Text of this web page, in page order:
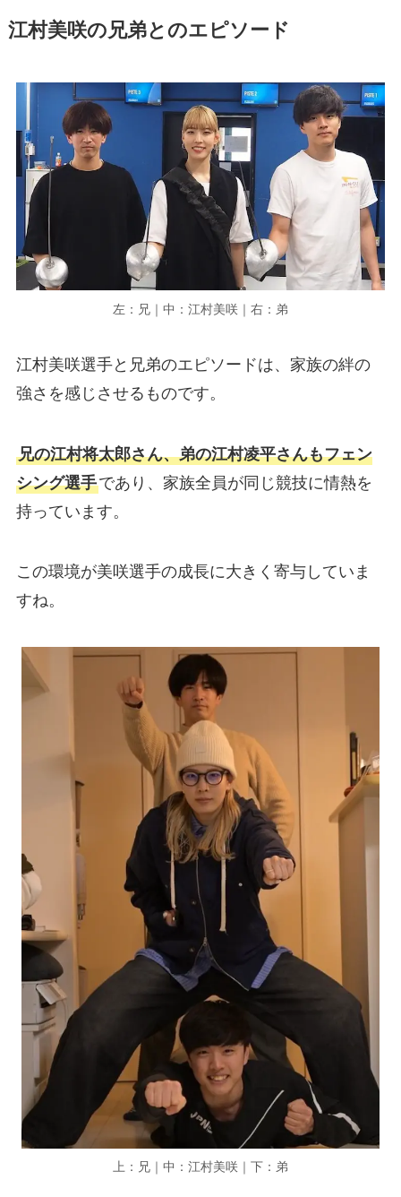
江村美咲の兄弟とのエピソード
左：兄｜中：江村美咲｜右：弟
江村美咲選手と兄弟のエピソードは、家族の絆の
強さを感じさせるものです。
兄の江村将太郎さん、弟の江村凌平さんもフェン
シング選手であり、家族全員が同じ競技に情熱を
持っています。
この環境が美咲選手の成長に大きく寄与していま
すね。
上：兄｜中：江村美咲｜下：弟